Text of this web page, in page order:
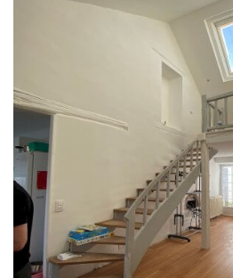
se chargent notamment
résidence, de remplacer le